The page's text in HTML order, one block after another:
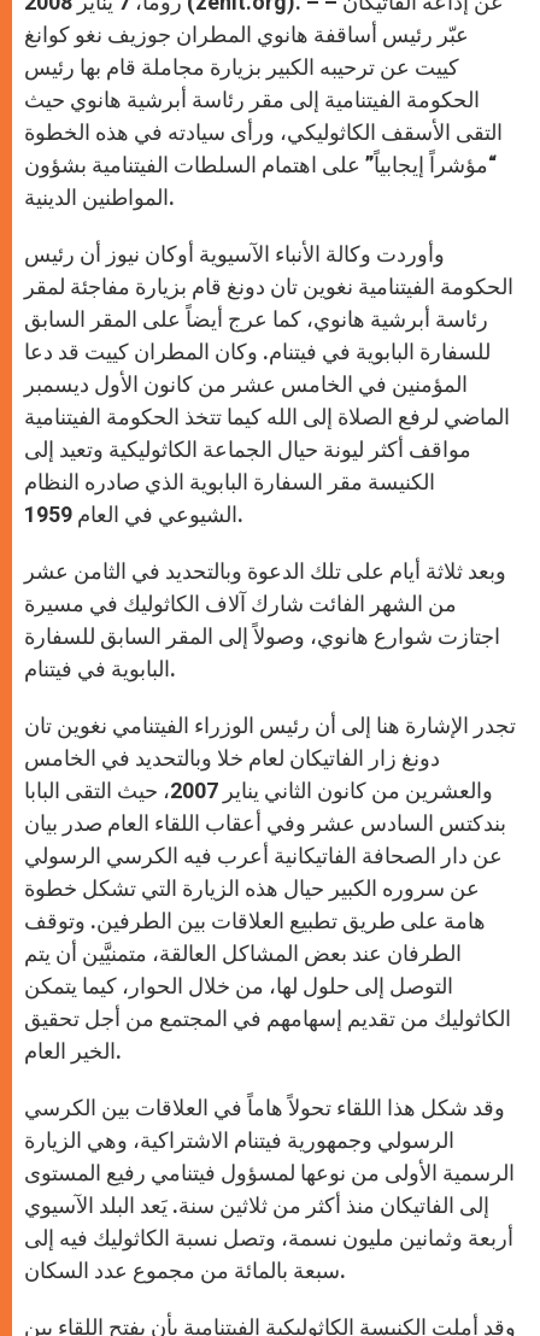
p e
r
k
عبّر رئيس أساقفة هانوي المطران جوزيف نغو كوانغ
كييت عن ترحيبه الكبير بزيارة مجاملة قام بها رئيس
الحكومة الفيتنامية إلى مقر رئاسة أبرشية هانوي حيث
التقى الأسقف الكاثوليكي، ورأى سيادته في هذه الخطوة
“مؤشراً إيجابياً” على اهتمام السلطات الفيتنامية بشؤون
المواطنين الدينية.
وأوردت وكالة الأنباء الآسيوية أوكان نيوز أن رئيس
الحكومة الفيتنامية نغوين تان دونغ قام بزيارة مفاجئة لمقر
رئاسة أبرشية هانوي، كما عرج أيضاً على المقر السابق
للسفارة البابوية في فيتنام. وكان المطران كييت قد دعا
المؤمنين في الخامس عشر من كانون الأول ديسمبر
الماضي لرفع الصلاة إلى الله كيما تتخذ الحكومة الفيتنامية
مواقف أكثر ليونة حيال الجماعة الكاثوليكية وتعيد إلى
الكنيسة مقر السفارة البابوية الذي صادره النظام
الشيوعي في العام 1959.
وبعد ثلاثة أيام على تلك الدعوة وبالتحديد في الثامن عشر
من الشهر الفائت شارك آلاف الكاثوليك في مسيرة
اجتازت شوارع هانوي، وصولاً إلى المقر السابق للسفارة
البابوية في فيتنام.
تجدر الإشارة هنا إلى أن رئيس الوزراء الفيتنامي نغوين تان
دونغ زار الفاتيكان لعام خلا وبالتحديد في الخامس
والعشرين من كانون الثاني يناير 2007، حيث التقى البابا
بندكتس السادس عشر وفي أعقاب اللقاء العام صدر بيان
عن دار الصحافة الفاتيكانية أعرب فيه الكرسي الرسولي
عن سروره الكبير حيال هذه الزيارة التي تشكل خطوة
هامة على طريق تطبيع العلاقات بين الطرفين. وتوقف
الطرفان عند بعض المشاكل العالقة، متمنيَّين أن يتم
التوصل إلى حلول لها، من خلال الحوار، كيما يتمكن
الكاثوليك من تقديم إسهامهم في المجتمع من أجل تحقيق
الخير العام.
وقد شكل هذا اللقاء تحولاً هاماً في العلاقات بين الكرسي
الرسولي وجمهورية فيتنام الاشتراكية، وهي الزيارة
الرسمية الأولى من نوعها لمسؤول فيتنامي رفيع المستوى
إلى الفاتيكان منذ أكثر من ثلاثين سنة. يَعد البلد الآسيوي
أربعة وثمانين مليون نسمة، وتصل نسبة الكاثوليك فيه إلى
سبعة بالمائة من مجموع عدد السكان.
وقد أملت الكنيسة الكاثوليكية الفيتنامية بأن يفتح اللقاء بين